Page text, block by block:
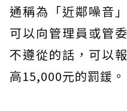
通稱為「近鄰噪音
可以向管理員或管
不遵從的話，可以
高15,000元的罰鍰。